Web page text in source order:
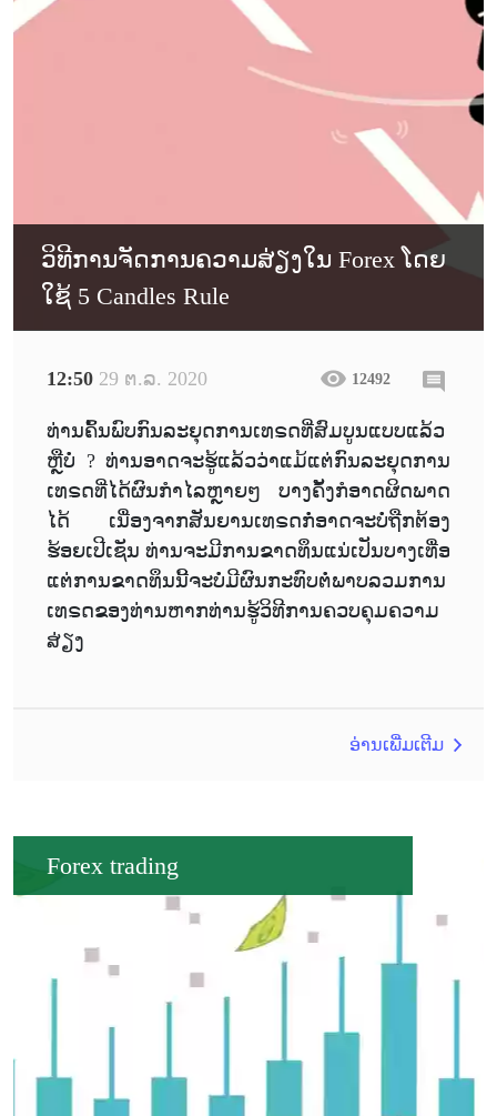
ວິທີການຈັດການຄວາມສ່ຽງໃນ Forex ໂດຍ
ໃຊ້ 5 Candles Rule
12:50 29 ຕ.ລ. 2020 12492
ທ່ານຄົ້ນພົບກົນລະຍຸດການເທຣດທີ່ສົມບູນແບບແລ້ວ
ຫຼືບໍ່ ? ທ່ານອາດຈະຮູ້ແລ້ວວ່າແມ້ແຕ່ກົນລະຍຸດການ
ເທຣດທີ່ໄດ້ຜົນກຳໄລຫຼາຍໆ ບາງຄັ້ງກໍອາດຜິດພາດ
ໄດ້ ເນື່ອງຈາກສັນຍານເທຣດກໍ່ອາດຈະບໍ່ຖືກຕ້ອງ
ຮ້ອຍເປີເຊັນ ທ່ານຈະມີການຂາດທຶນແນ່ເປັນບາງເທື່ອ
ແຕ່ການຂາດທຶນນີ້ຈະບໍ່ມີຜົນກະທົບຕໍ່ພາບລວມການ
ເທຣດຂອງທ່ານຫາກທ່ານຮູ້ວິທີການຄວບຄຸມຄວາມ
ສ່ຽງ
ອ່ານເພີ່ມເຕີມ
Forex trading